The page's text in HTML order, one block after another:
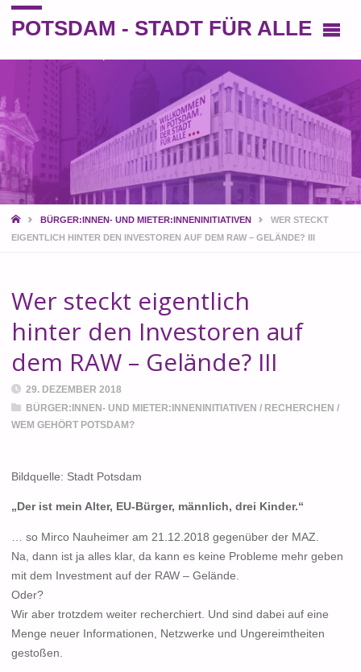
POTSDAM - STADT FÜR ALLE
STARTBÜRGER:INNEN- UND MIETER:INNENINITIATIVEN
WER STECKT
EIGENTLICH HINTER DEN INVESTOREN AUF DEM RAW – GELÄNDE? III
Wer steckt eigentlich
hinter den Investoren auf
dem RAW – Gelände? III
29. DEZEMBER 2018
BÜRGER:INNEN- UND MIETER:INNENINITIATIVEN / RECHERCHEN /
WEM GEHÖRT POTSDAM?
Bildquelle: Stadt Potsdam
„Der ist mein Alter, EU-Bürger, männlich, drei Kinder.“
… so Mirco Nauheimer am 21.12.2018 gegenüber der MAZ.
Na, dann ist ja alles klar, da kann es keine Probleme mehr geben
mit dem Investment auf der RAW – Gelände.
Oder?
Wir aber trotzdem weiter recherchiert. Und sind dabei auf eine
Menge neuer Informationen, Netzwerke und Ungereimtheiten
gestoßen.